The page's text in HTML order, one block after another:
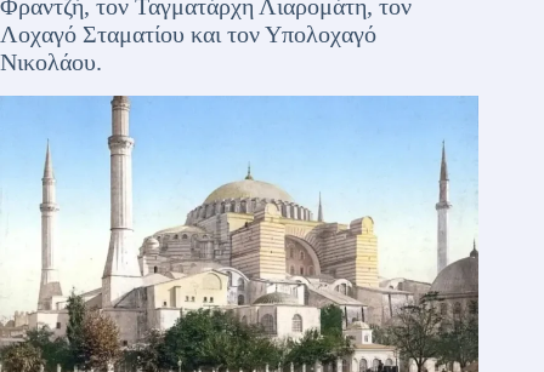
Φραντζή, τον Ταγματάρχη Λιαρομάτη, τον
Λοχαγό Σταματίου και τον Υπολοχαγό
Νικολάου.